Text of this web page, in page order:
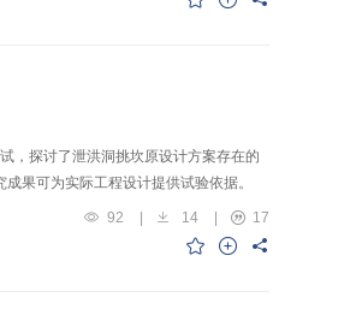
，探讨了泄洪洞挑坎原设计方案存在的
果可为实际工程设计提供试验依据。
92 | 14 |
17